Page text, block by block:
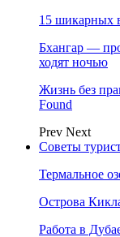
15 шикарных
Бхангар —
ходят ночью
Жизнь без
Found
Prev Next
Советы
Термальное
Острова
Работа в